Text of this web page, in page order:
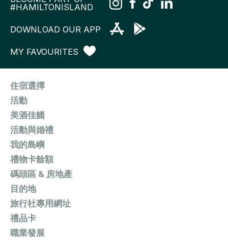
#HAMILTONISLAND
DOWNLOAD OUR APP
MY FAVOURITES
住宿選擇
活動
美酒佳餚
活動與婚禮
我的島嶼
禮物卡餘額
碼頭區 & 房地產
目的地
旅行社專用網址
禮品卡
職業發展